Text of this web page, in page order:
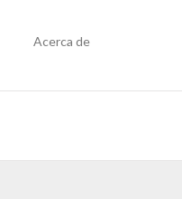
Acerca de